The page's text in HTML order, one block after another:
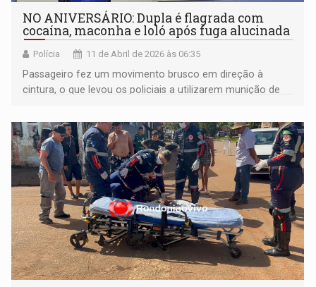
NO ANIVERSÁRIO: Dupla é flagrada com
cocaína, maconha e loló após fuga alucinada
Polícia 11 de Abril de 2026 às 06:35
Passageiro fez um movimento brusco em direção à
cintura, o que levou os policiais a utilizarem munição de